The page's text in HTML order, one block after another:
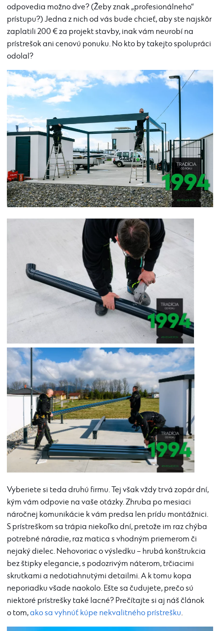
odpovedia možno dve? (Žeby znak „profesionálneho“
prístupu?) Jedna z nich od vás bude chcieť, aby ste najskôr
zaplatili 200 € za projekt stavby, inak vám neurobí na
prístrešok ani cenovú ponuku. No kto by takejto spolupráci
odolal?
Vyberiete si teda druhú firmu. Tej však vždy trvá zopár dní,
kým vám odpovie na vaše otázky. Zhruba po mesiaci
náročnej komunikácie k vám predsa len prídu montážnici.
S prístreškom sa trápia niekoľko dní, pretože im raz chýba
potrebné náradie, raz matica s vhodným priemerom či
nejaký dielec. Nehovoriac o výsledku – hrubá konštrukcia
bez štipky elegancie, s podozrivým náterom, trčiacimi
skrutkami a nedotiahnutými detailmi. A k tomu kopa
neporiadku všade naokolo. Ešte sa čudujete, prečo sú
niektoré prístrešky také lacné? Prečítajte si aj náš článok
o tom,ako sa vyhnúť kúpe nekvalitného prístrešku.